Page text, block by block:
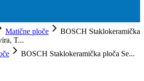
Matične ploče
BOSCH Staklokeramička
T...
BOSCH Staklokeramička ploča Se...